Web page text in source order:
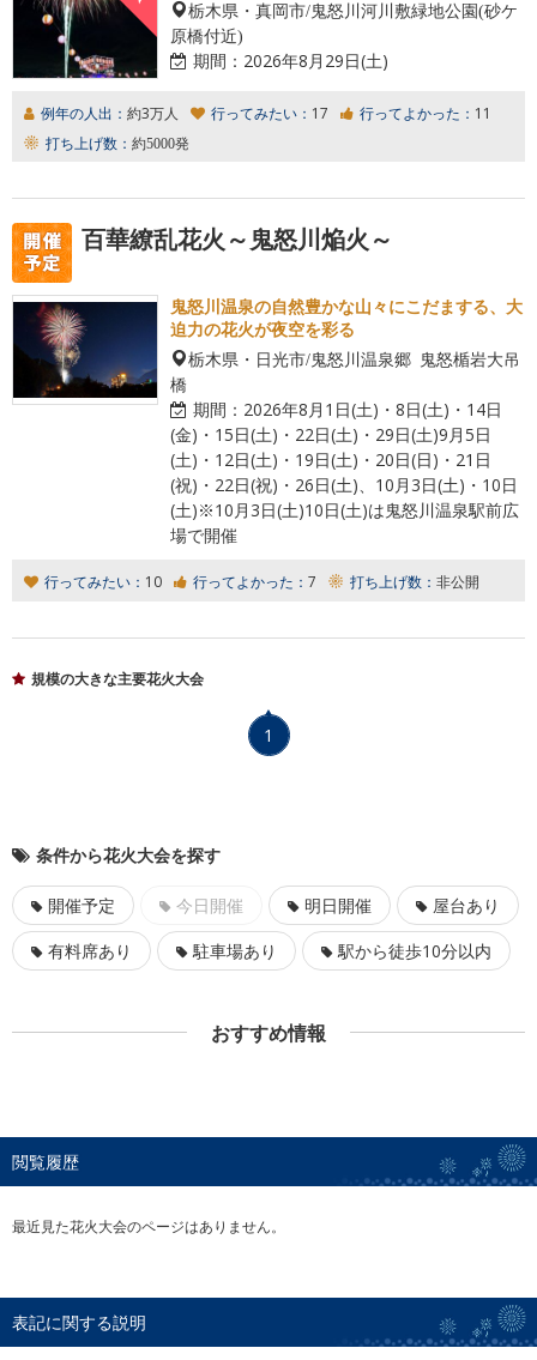
栃木県・真岡市/鬼怒川河川敷緑地公園(砂ケ
原橋付近)
期間： 2026年8月29日(土)
例年の人出： 約3万人 行ってみたい： 17 行ってよかった： 11
打ち上げ数： 約5000発
百華繚乱花火～鬼怒川焔火～
鬼怒川温泉の自然豊かな山々にこだまする、大
迫力の花火が夜空を彩る
栃木県・日光市/鬼怒川温泉郷 鬼怒楯岩大吊
橋
期間： 2026年8月1日(土)・8日(土)・14日
(金)・15日(土)・22日(土)・29日(土)9月5日
(土)・12日(土)・19日(土)・20日(日)・21日
(祝)・22日(祝)・26日(土)、10月3日(土)・10日
(土)※10月3日(土)10日(土)は鬼怒川温泉駅前広
場で開催
行ってみたい： 10 行ってよかった： 7 打ち上げ数： 非公開
規模の大きな主要花火大会
1
条件から花火大会を探す
開催予定 今日開催 明日開催
屋台あり
有料席あり
駐車場あり 駅から徒歩10分以内
おすすめ情報
閲覧履歴
最近見た花火大会のページはありません。
表記に関する説明